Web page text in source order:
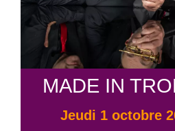
MADE IN
jeudi 1 octobre